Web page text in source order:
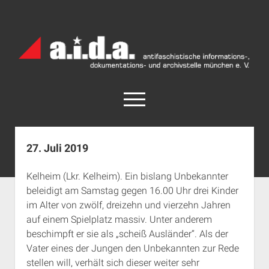
Archiv
München
open
menu
facebook
rss info@aida-archiv.de
Aktuelles
Termine
open
dropdown
menu
Antifaschistische Termine im Süden
Antifaschistische Termine in München
Rechte Termine im Süden
Chronologie
Das Archiv
open
dropdown
menu
a.i.d.a. e. V. unterstützen
Impressum
27. Juli 2019
Kelheim (Lkr. Kelheim). Ein bislang Unbekannter
beleidigt am Samstag gegen 16.00 Uhr drei Kinder
im Alter von zwölf, dreizehn und vierzehn Jahren
auf einem Spielplatz massiv. Unter anderem
beschimpft er sie als „scheiß Ausländer“. Als der
Vater eines der Jungen den Unbekannten zur Rede
stellen will, verhält sich dieser weiter sehr